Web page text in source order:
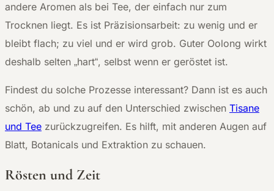
andere Aromen als bei Tee, der einfach nur zum
Trocknen liegt. Es ist Präzisionsarbeit: zu wenig und er
bleibt flach; zu viel und er wird grob. Guter Oolong wirkt
deshalb selten „hart“, selbst wenn er geröstet ist.
Findest du solche Prozesse interessant? Dann ist es auch
schön, ab und zu auf den Unterschied zwischen Tisane
und Tee zurückzugreifen. Es hilft, mit anderen Augen auf
Blatt, Botanicals und Extraktion zu schauen.
Rösten und Zeit